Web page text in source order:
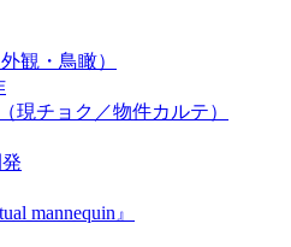
観・鳥瞰）
現チョク／物件カルテ）
mannequin』